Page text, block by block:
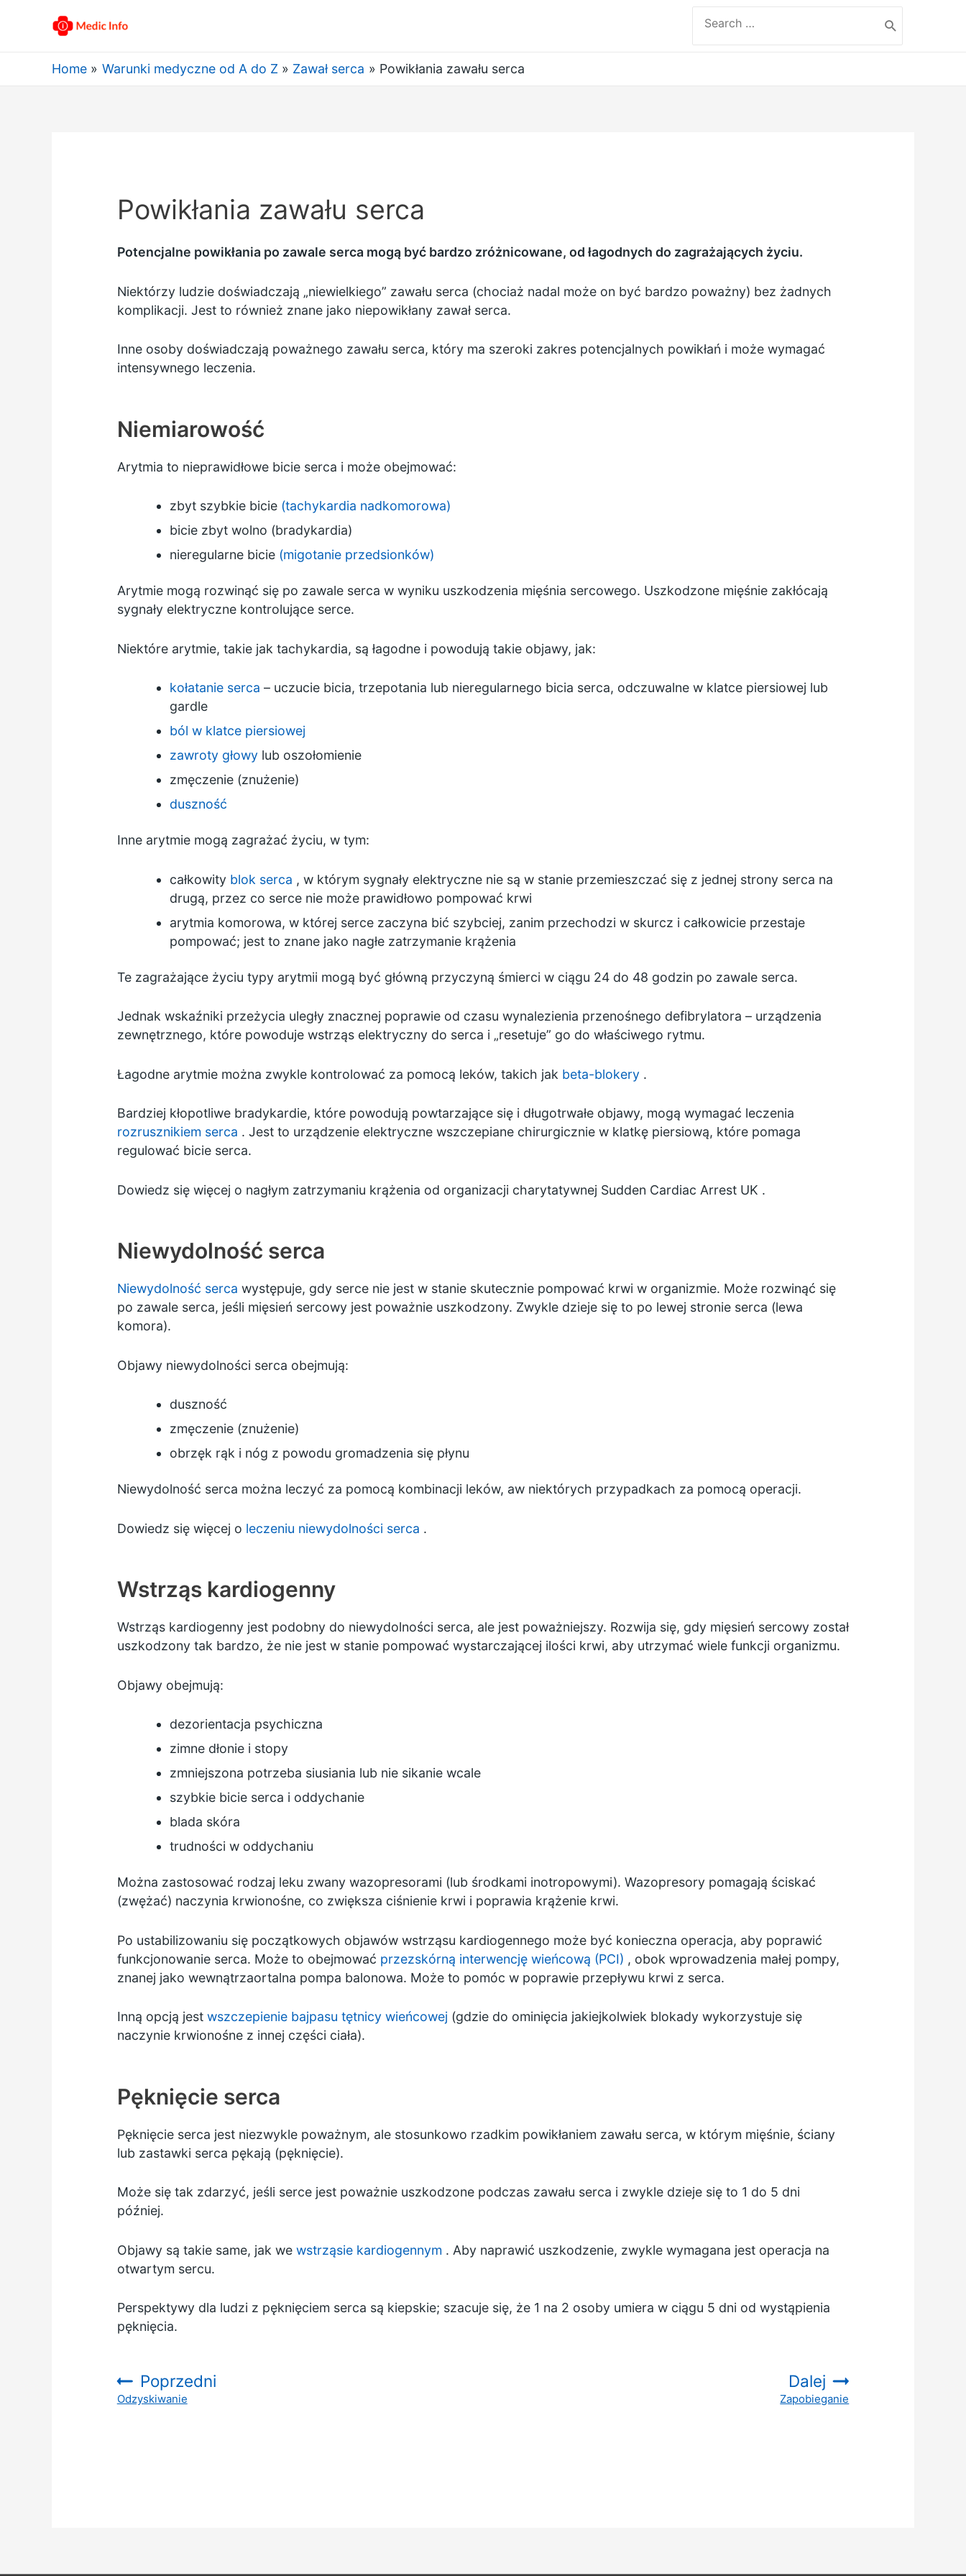
for:
Home Warunki medyczne od A do Z Zawał serca Powikłania zawału serca
Powikłania zawału serca
Potencjalne powikłania po zawale serca mogą być bardzo zróżnicowane, od łagodnych do zagrażających życiu.
Niektórzy ludzie doświadczają „niewielkiego” zawału serca (chociaż nadal może on być bardzo poważny) bez żadnych
komplikacji. Jest to również znane jako niepowikłany zawał serca.
Inne osoby doświadczają poważnego zawału serca, który ma szeroki zakres potencjalnych powikłań i może wymagać
intensywnego leczenia.
Niemiarowość
Arytmia to nieprawidłowe bicie serca i może obejmować:
zbyt szybkie bicie (tachykardia nadkomorowa)
bicie zbyt wolno (bradykardia)
nieregularne bicie (migotanie przedsionków)
Arytmie mogą rozwinąć się po zawale serca w wyniku uszkodzenia mięśnia sercowego. Uszkodzone mięśnie zakłócają
sygnały elektryczne kontrolujące serce.
Niektóre arytmie, takie jak tachykardia, są łagodne i powodują takie objawy, jak:
kołatanie serca – uczucie bicia, trzepotania lub nieregularnego bicia serca, odczuwalne w klatce piersiowej lub
gardle
ból w klatce piersiowej
zawroty głowy lub oszołomienie
zmęczenie (znużenie)
duszność
Inne arytmie mogą zagrażać życiu, w tym:
całkowity blok serca , w którym sygnały elektryczne nie są w stanie przemieszczać się z jednej strony serca na
drugą, przez co serce nie może prawidłowo pompować krwi
arytmia komorowa, w której serce zaczyna bić szybciej, zanim przechodzi w skurcz i całkowicie przestaje
pompować; jest to znane jako nagłe zatrzymanie krążenia
Te zagrażające życiu typy arytmii mogą być główną przyczyną śmierci w ciągu 24 do 48 godzin po zawale serca.
Jednak wskaźniki przeżycia uległy znacznej poprawie od czasu wynalezienia przenośnego defibrylatora – urządzenia
zewnętrznego, które powoduje wstrząs elektryczny do serca i „resetuje” go do właściwego rytmu.
Łagodne arytmie można zwykle kontrolować za pomocą leków, takich jak beta-blokery.
Bardziej kłopotliwe bradykardie, które powodują powtarzające się i długotrwałe objawy, mogą wymagać leczenia
rozrusznikiem serca . Jest to urządzenie elektryczne wszczepiane chirurgicznie w klatkę piersiową, które pomaga
regulować bicie serca.
Dowiedz się więcej o nagłym zatrzymaniu krążenia od organizacji charytatywnej Sudden Cardiac Arrest UK .
Niewydolność serca
Niewydolność serca występuje, gdy serce nie jest w stanie skutecznie pompować krwi w organizmie. Może rozwinąć się
po zawale serca, jeśli mięsień sercowy jest poważnie uszkodzony. Zwykle dzieje się to po lewej stronie serca (lewa
komora).
Objawy niewydolności serca obejmują:
duszność
zmęczenie (znużenie)
obrzęk rąk i nóg z powodu gromadzenia się płynu
Niewydolność serca można leczyć za pomocą kombinacji leków, aw niektórych przypadkach za pomocą operacji.
Dowiedz się więcej o leczeniu niewydolności serca .
Wstrząs kardiogenny
Wstrząs kardiogenny jest podobny do niewydolności serca, ale jest poważniejszy. Rozwija się, gdy mięsień sercowy został
uszkodzony tak bardzo, że nie jest w stanie pompować wystarczającej ilości krwi, aby utrzymać wiele funkcji organizmu.
Objawy obejmują:
dezorientacja psychiczna
zimne dłonie i stopy
zmniejszona potrzeba siusiania lub nie sikanie wcale
szybkie bicie serca i oddychanie
blada skóra
trudności w oddychaniu
Można zastosować rodzaj leku zwany wazopresorami (lub środkami inotropowymi). Wazopresory pomagają ściskać
(zwężać) naczynia krwionośne, co zwiększa ciśnienie krwi i poprawia krążenie krwi.
Po ustabilizowaniu się początkowych objawów wstrząsu kardiogennego może być konieczna operacja, aby poprawić
funkcjonowanie serca. Może to obejmować przezskórną interwencję wieńcową (PCI) , obok wprowadzenia małej pompy,
znanej jako wewnątrzaortalna pompa balonowa. Może to pomóc w poprawie przepływu krwi z serca.
Inną opcją jest wszczepienie bajpasu tętnicy wieńcowej (gdzie do ominięcia jakiejkolwiek blokady wykorzystuje się
naczynie krwionośne z innej części ciała).
Pęknięcie serca
Pęknięcie serca jest niezwykle poważnym, ale stosunkowo rzadkim powikłaniem zawału serca, w którym mięśnie, ściany
lub zastawki serca pękają (pęknięcie).
Może się tak zdarzyć, jeśli serce jest poważnie uszkodzone podczas zawału serca i zwykle dzieje się to 1 do 5 dni
później.
Objawy są takie same, jak we wstrząsie kardiogennym . Aby naprawić uszkodzenie, zwykle wymagana jest operacja na
otwartym sercu.
Perspektywy dla ludzi z pęknięciem serca są kiepskie; szacuje się, że 1 na 2 osoby umiera w ciągu 5 dni od wystąpienia
pęknięcia.
Poprzedni
:Odzyskiwanie
Dalej
:
Zapobieganie